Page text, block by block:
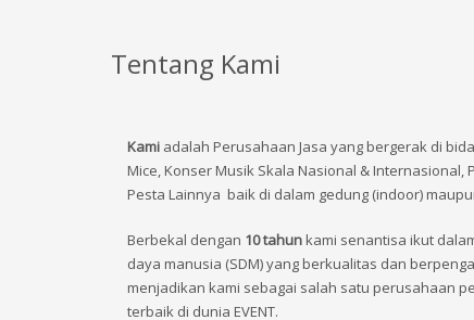
Tentang Kami
Kami adalah Perusahaan Jasa yang bergerak di
Mice, Konser Musik Skala Nasional & Internasional,
Pesta Lainnya baik di dalam gedung (indoor)
Berbekal dengan 10tahunkami senantisa ikut
daya manusia (SDM) yang berkualitas dan
menjadikan kami sebagai salah satu perusahaan
terbaik di dunia EVENT.